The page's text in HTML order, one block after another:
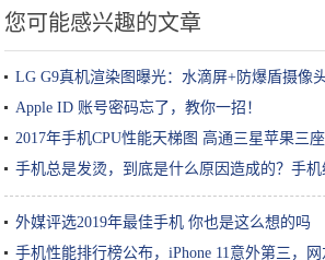
您可能感兴趣的文章
LG G9真机渲染图曝光：水滴屏+防爆盾摄像
Apple ID 账号密码忘了，教你一招！
2017年手机CPU性能天梯图 高通三星苹果三
手机总是发烫，到底是什么原因造成的？手
外媒评选2019年最佳手机 你也是这么想的吗
手机性能排行榜公布，iPhone 11意外第三，